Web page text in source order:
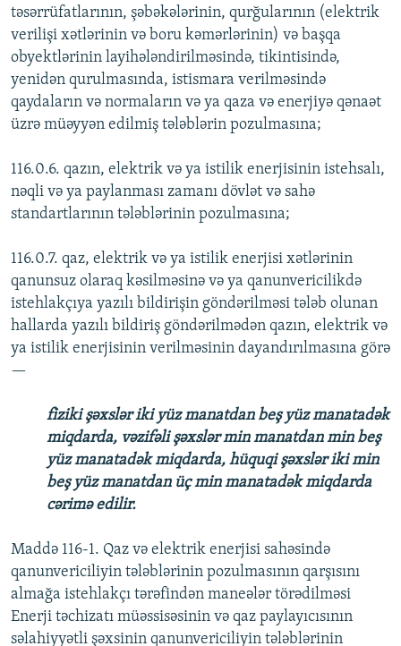
təsərrüfatlarının, şəbəkələrinin, qurğularının (elektrik
verilişi xətlərinin və boru kəmərlərinin) və başqa
obyektlərinin layihələndirilməsində, tikintisində,
yenidən qurulmasında, istismara verilməsində
qaydaların və normaların və ya qaza və enerjiyə qənaət
üzrə müəyyən edilmiş tələblərin pozulmasına;
116.0.6. qazın, elektrik və ya istilik enerjisinin istehsalı,
nəqli və ya paylanması zamanı dövlət və sahə
standartlarının tələblərinin pozulmasına;
116.0.7. qaz, elektrik və ya istilik enerjisi xətlərinin
qanunsuz olaraq kəsilməsinə və ya qanunvericilikdə
istehlakçıya yazılı bildirişin göndərilməsi tələb olunan
hallarda yazılı bildiriş göndərilmədən qazın, elektrik və
ya istilik enerjisinin verilməsinin dayandırılmasına görə
—
fiziki şəxslər iki yüz manatdan beş yüz manatadək
miqdarda, vəzifəli şəxslər min manatdan min beş
yüz manatadək miqdarda, hüquqi şəxslər iki min
beş yüz manatdan üç min manatadək miqdarda
cərimə edilir.
Maddə 116-1. Qaz və elektrik enerjisi sahəsində
qanunvericiliyin tələblərinin pozulmasının qarşısını
almağa istehlakçı tərəfindən maneələr törədilməsi
Enerji təchizatı müəssisəsinin və qaz paylayıcısının
səlahiyyətli şəxsinin qanunvericiliyin tələblərinin